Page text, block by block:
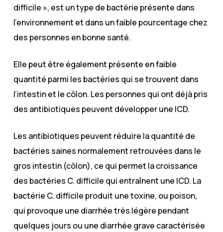
difficile », est un type de bactérie présente dans
l’environnement et dans un faible pourcentage chez
des personnes en bonne santé.
Elle peut être également présente en faible
quantité parmi les bactéries qui se trouvent dans
l’intestin et le côlon. Les personnes qui ont déjà pris
des antibiotiques peuvent développer une ICD.
Les antibiotiques peuvent réduire la quantité de
bactéries saines normalement retrouvées dans le
gros intestin (côlon), ce qui permet la croissance
des bactéries C. difficile qui entraînent une ICD. La
bactérie C. difficile produit une toxine, ou poison,
qui provoque une diarrhée très légère pendant
quelques jours ou une diarrhée grave caractérisée